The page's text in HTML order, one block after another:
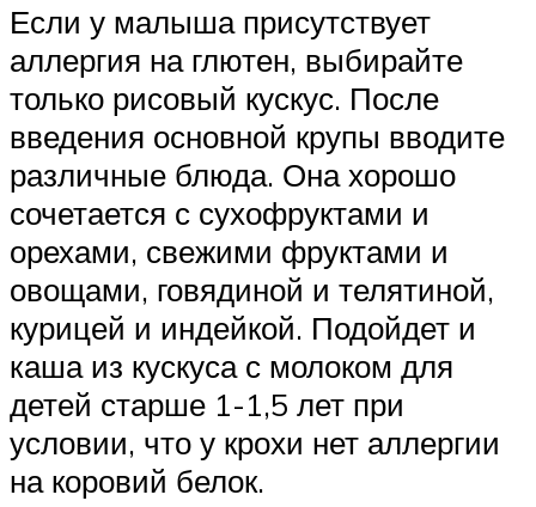
Если у малыша присутствует
аллергия на глютен, выбирайте
только рисовый кускус. После
введения основной крупы вводите
различные блюда. Она хорошо
сочетается с сухофруктами и
орехами, свежими фруктами и
овощами, говядиной и телятиной,
курицей и индейкой. Подойдет и
каша из кускуса с молоком для
детей старше 1-1,5 лет при
условии, что у крохи нет аллергии
на коровий белок.